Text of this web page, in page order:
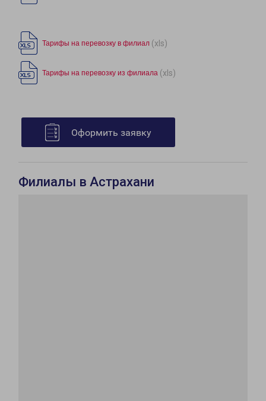
Тарифы на перевозку в филиал (xls)
Тарифы на перевозку из филиала (xls)
Оформить заявку
Филиалы в Астрахани